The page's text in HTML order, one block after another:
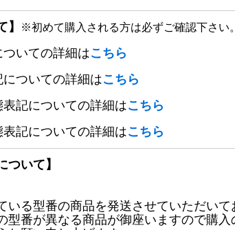
】 ※初めて購入される方は必ずご確認下さい。
いての詳細はこちら
ついての詳細はこちら
記についての詳細はこちら
記についての詳細はこちら
ついて】
る型番の商品を発送させていただいて
型番が異なる商品が御座いますので購